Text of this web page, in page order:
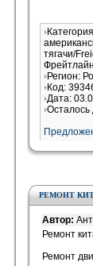
тягачи/
Регион:
Код:
Дата:
Осталось
РЕМОНТ
Автор:
Ремонт
Ремонт